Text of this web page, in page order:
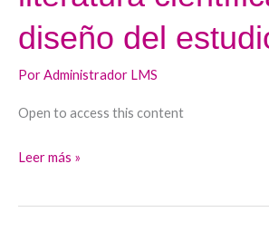
diseño del
PorAdministrador LMS
Open to access this content
crítico
de
la
literatura
diseño
Leer más »